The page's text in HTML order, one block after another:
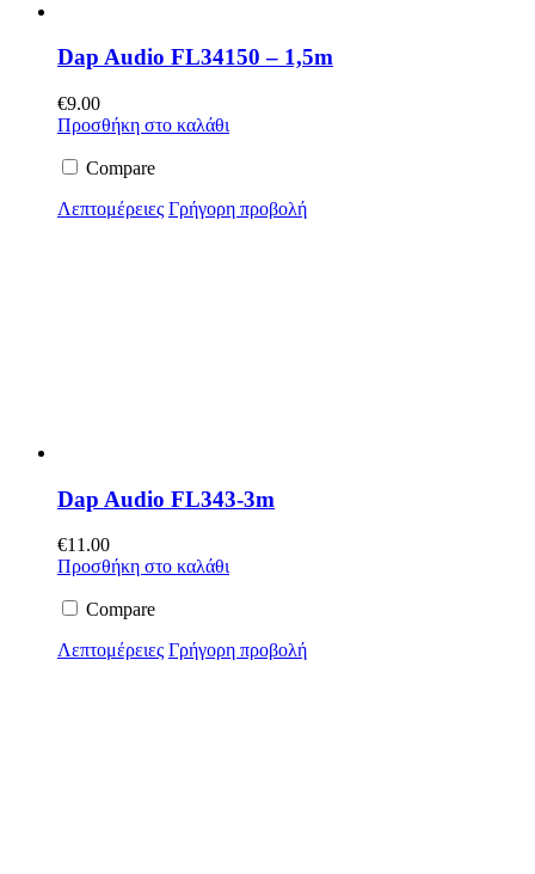
Dap Audio FL34150 – 1,5m
€9.00
Προσθήκη στο καλάθι
Compare
Λεπτομέρειες Γρήγορη προβολή
Dap Audio FL343-3m
€11.00
Προσθήκη στο καλάθι
Compare
Λεπτομέρειες Γρήγορη προβολή